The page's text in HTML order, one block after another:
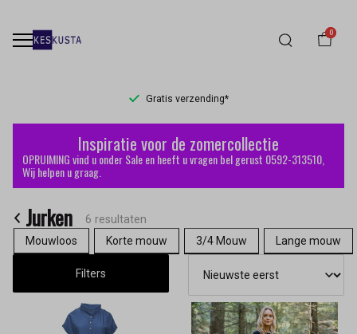
0
Gratis verzending*
Jurken
Keskusta
Inspiratie voor de zomercollectie
OPRUIMING vind u onder Sale en heeft u vragen bel gerust 0592-313510,
Wij helpen u graag.
Jurken
6 resultaten
Mouwloos
Korte mouw 3/4 Mouw Lange mouw
Filters